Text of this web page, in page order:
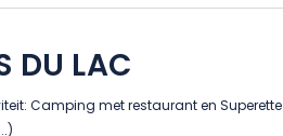
DU LAC
Camping met restaurant en Superette